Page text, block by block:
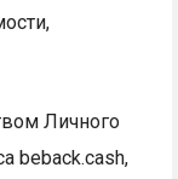
Личного
beback.cash,